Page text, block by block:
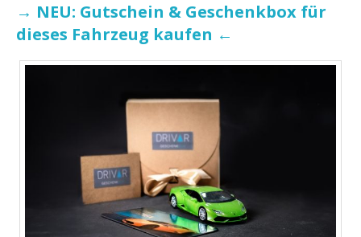
→ NEU: Gutschein & Geschenkbox für
dieses Fahrzeug kaufen ←